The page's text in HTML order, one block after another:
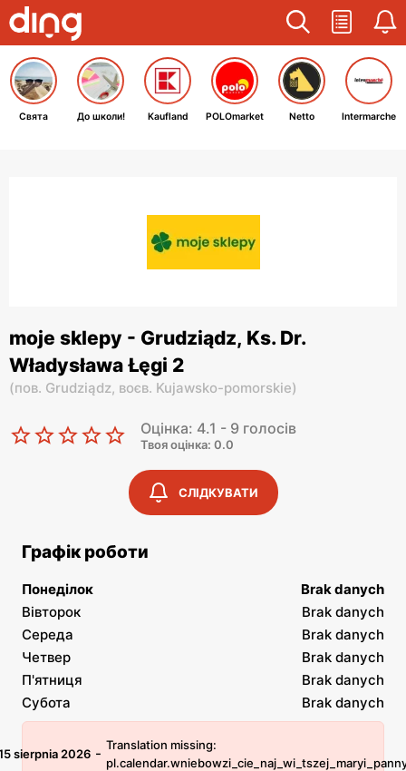
Свята До школи! Kaufland POLOmarket Netto Intermarche
moje sklepy - Grudziądz, Ks. Dr.
Władysława Łęgi 2
(пов. Grudziądz, воєв. Kujawsko-pomorskie)
Оцінка: 4.1 - 9 голосів
Твоя оцінка: 0.0
СЛІДКУВАТИ
Графік роботи
Понеділок
Brak danych
Вівторок
Brak danych
Середа
Brak danych
Четвер
Brak danych
П'ятниця
Brak danych
Субота
Brak danych
sierpnia 2026 - Translation missing: